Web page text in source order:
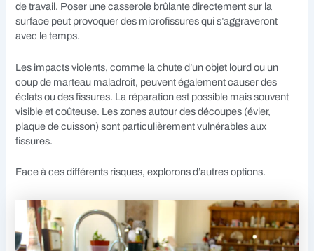
de travail. Poser une casserole brûlante directement sur la
surface peut provoquer des microfissures qui s’aggraveront
avec le temps.
Les impacts violents, comme la chute d’un objet lourd ou un
coup de marteau maladroit, peuvent également causer des
éclats ou des fissures. La réparation est possible mais souvent
visible et coûteuse. Les zones autour des découpes (évier,
plaque de cuisson) sont particulièrement vulnérables aux
fissures.
Face à ces différents risques, explorons d’autres options.